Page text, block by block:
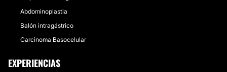
Abdominoplastia
Balón intragástrico
Carcinoma Basocelular
EXPERIENCIAS